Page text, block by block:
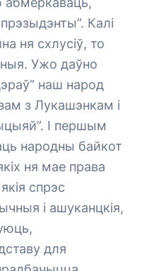
Калі
ня схлусіў, то
Ужо даўно
наш народ
з Лукашэнкам і
І першым
народны байкот
ня мае права
спрэс
і ашуканцкія,
для